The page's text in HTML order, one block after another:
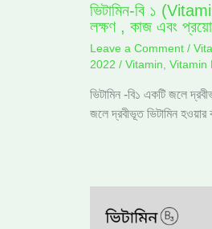
ভিটামিন-বি ১
লক্ষণ , কাজ এবং
Leave a Comment /
2022 / Vitamin Vitamin
ভিটামিন -বি১ একটি জলে
জলে দ্রবীভূত ভিটামিন